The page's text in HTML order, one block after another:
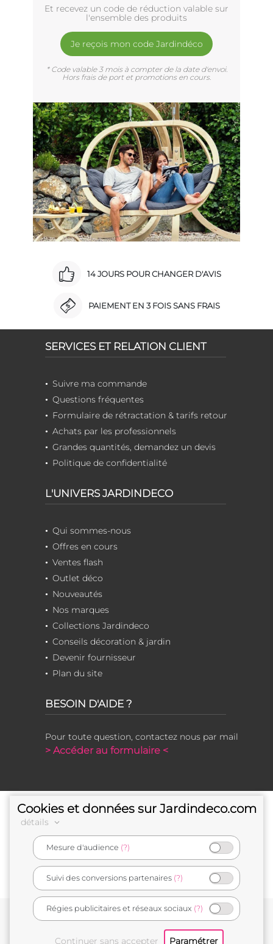
Et recevez un code de réduction valable sur
l'ensemble des produits
Je reçois mon code Jardindéco
* Code valable 3 mois à compter de la date d'envoi.
Hors frais de port et promotions en cours.
14 JOURS POUR CHANGER D'AVIS
PAIEMENT EN 3 FOIS SANS FRAIS
SERVICES ET RELATION CLIENT
Suivre ma commande
Questions fréquentes
Formulaire de rétractation & tarifs retour
Achats par les professionnels
Grandes quantités, demandez un devis
Politique de confidentialité
L'UNIVERS JARDINDECO
Qui sommes-nous
Offres en cours
Ventes flash
Outlet déco
Nouveautés
Nos marques
Collections Jardindeco
Conseils décoration & jardin
Devenir fournisseur
Plan du site
BESOIN D'AIDE ?
Pour toute question, contactez nous par mail
> Accéder au formulaire <
e-commerçant français
Cookies et données sur Jardindeco.com
détails
Mesure d'audience (?)
Suivi des conversions partenaires (?)
Régies publicitaires et réseaux sociaux (?)